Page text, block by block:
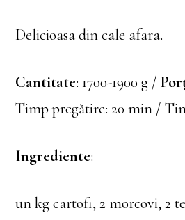
Delicioasa din cale afara.
Cantitate: 1700-1900 g /
Timp pregătire: 20 min /
Ingrediente:
un kg cartofi, 2 morcovi, 2